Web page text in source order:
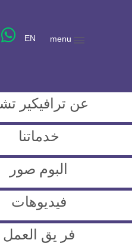
EN menu
عن ترافيكير
خدماتنا
البوم صور
فيديوهات
فر يق العمل